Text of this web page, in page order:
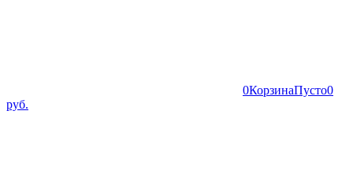
0КорзинаПусто0
руб.